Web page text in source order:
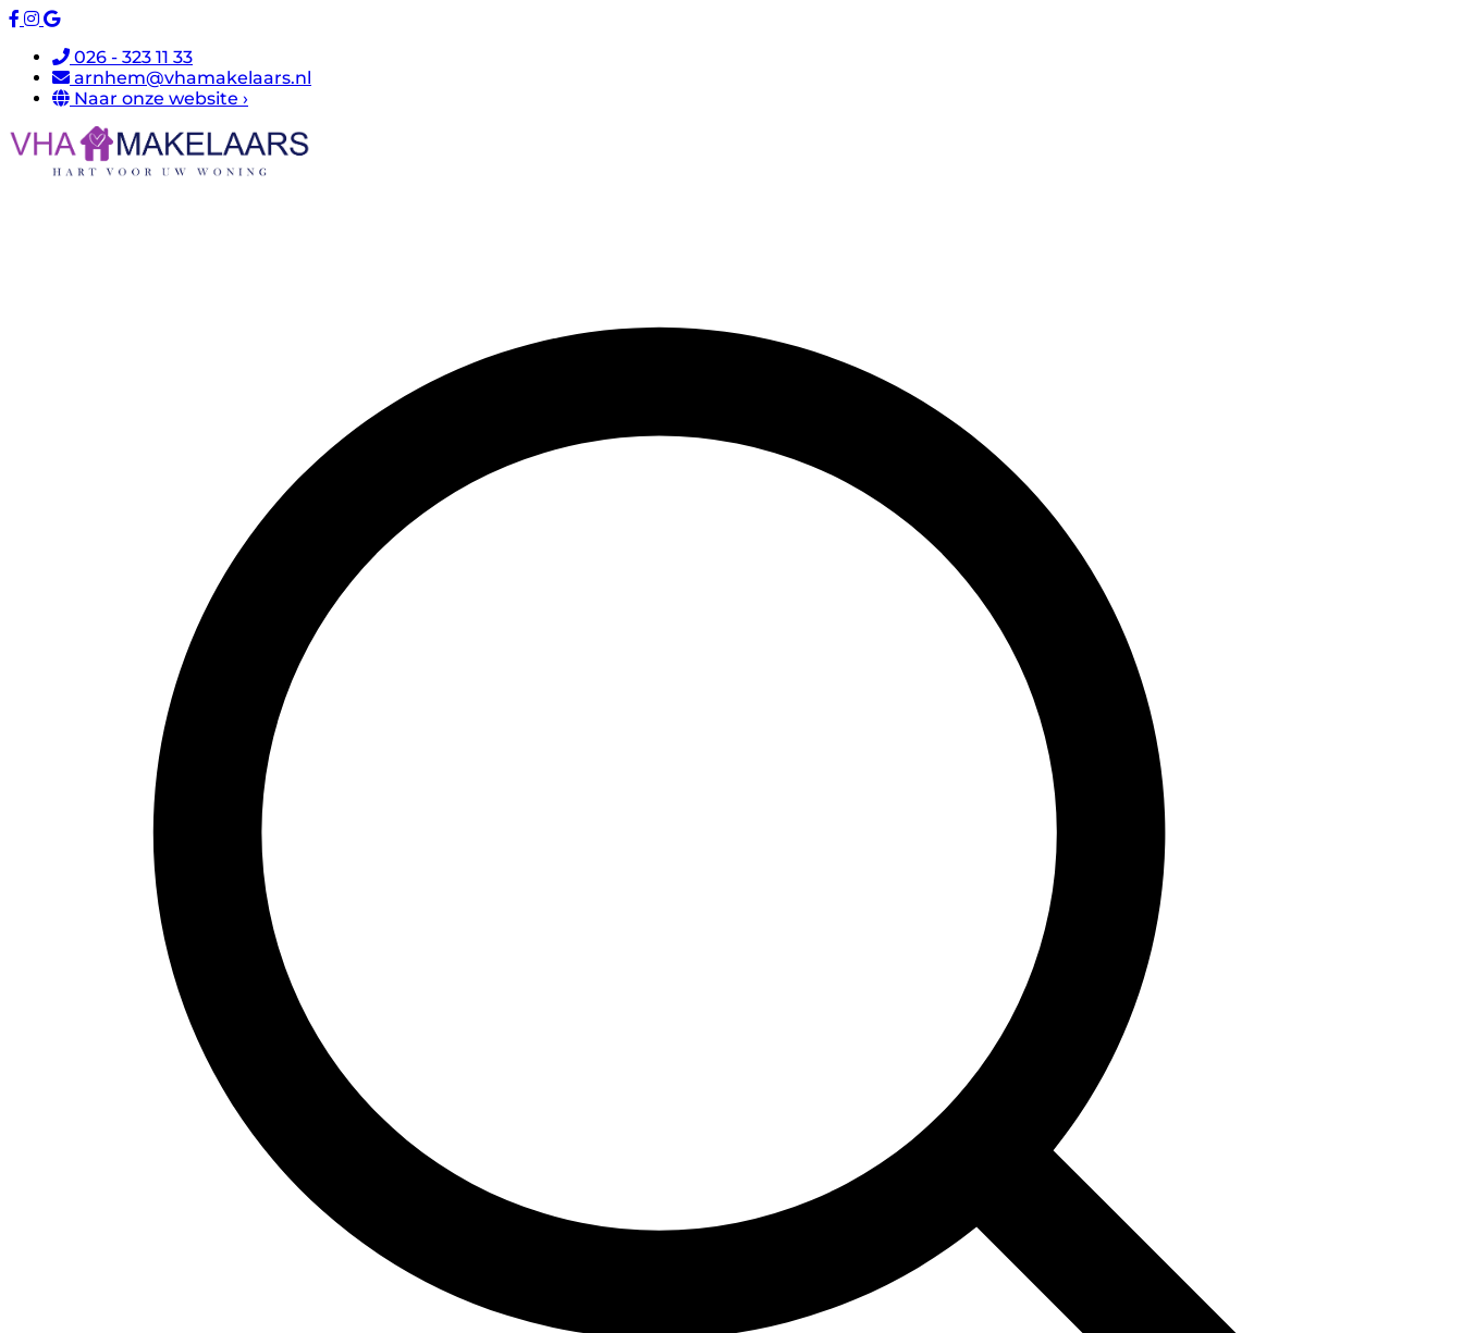
026 - 323 11 33
arnhem@vhamakelaars.nl
Naar onze website ›